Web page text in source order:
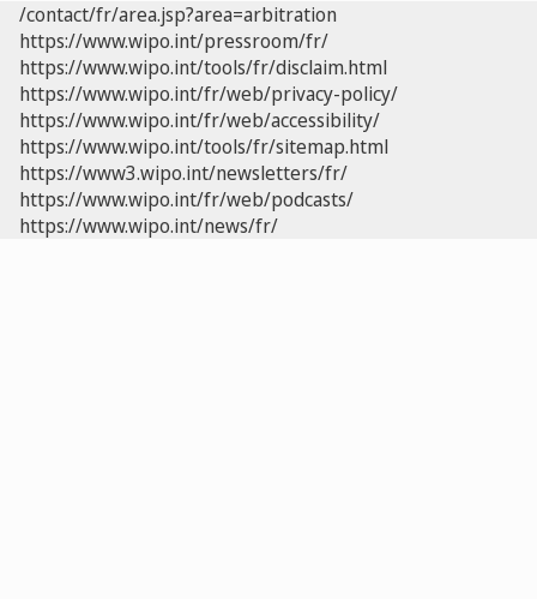
/contact/fr/area.jsp?area=arbitration
https://www.wipo.int/pressroom/fr/
https://www.wipo.int/tools/fr/disclaim.html
https://www.wipo.int/fr/web/privacy-policy/
https://www.wipo.int/fr/web/accessibility/
https://www.wipo.int/tools/fr/sitemap.html
https://www3.wipo.int/newsletters/fr/
https://www.wipo.int/fr/web/podcasts/
https://www.wipo.int/news/fr/